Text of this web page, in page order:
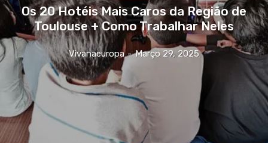
Os 20 Hotéis Mais Caros da Região de
Toulouse + Como Trabalhar Neles
Vivanaeuropa - Março 29, 2025